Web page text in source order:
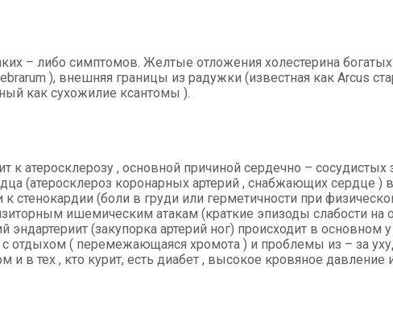
– либо симптомов. Желтые отложения холестерина
), внешняя границы из радужки (известная как Arcus
как сухожилие ксантомы ).
к атеросклерозу , основной причиной сердечно –
(атеросклероз коронарных артерий , снабжающих сердце
стенокардии (боли в груди или герметичности при
ишемическим атакам (краткие эпизоды слабости на
(закупорка артерий ног) происходит в
( перемежающаяся хромота ) и проблемы из – за
и в тех , кто курит, есть диабет , высокое кровяное